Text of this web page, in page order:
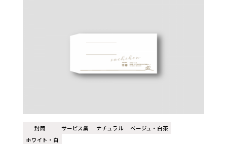
封筒 サービス業 ナチュラル
ベージュ・白茶
ホワイト・白